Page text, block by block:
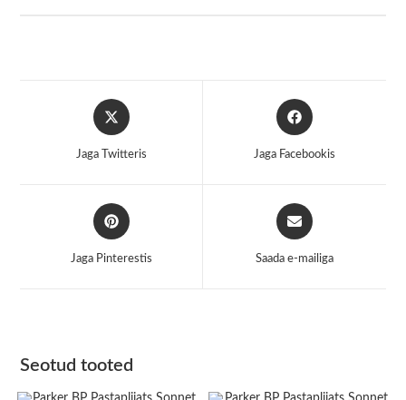
Opens
in
Jaga Twitteris
Opens
in
Jaga Facebookis
Opens
in
Jaga Pinterestis
Opens
in
Saada e-mailiga
Seotud tooted